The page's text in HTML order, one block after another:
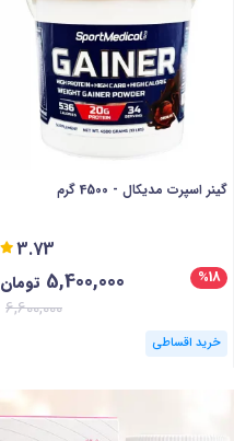
گینر اسپرت مدیکال - 4500 گرم
3.73
%18
5,400,000 تومان
6,600,000
خرید اقساطی